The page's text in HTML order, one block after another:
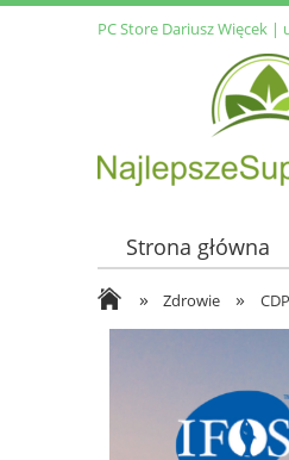
PC Store Dariusz Więcek |
Strona główna
» Zdrowie »